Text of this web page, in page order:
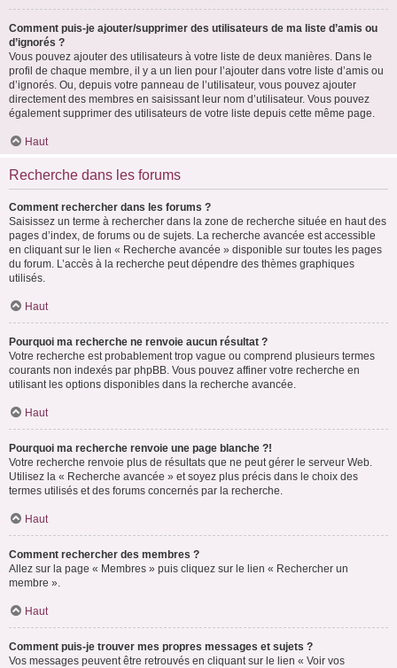
Comment puis-je ajouter/supprimer des utilisateurs de ma liste d’amis ou
d’ignorés ?
Vous pouvez ajouter des utilisateurs à votre liste de deux manières. Dans le
profil de chaque membre, il y a un lien pour l’ajouter dans votre liste d’amis ou
d’ignorés. Ou, depuis votre panneau de l’utilisateur, vous pouvez ajouter
directement des membres en saisissant leur nom d’utilisateur. Vous pouvez
également supprimer des utilisateurs de votre liste depuis cette même page.
Haut
Recherche dans les forums
Comment rechercher dans les forums ?
Saisissez un terme à rechercher dans la zone de recherche située en haut des
pages d’index, de forums ou de sujets. La recherche avancée est accessible
en cliquant sur le lien « Recherche avancée » disponible sur toutes les pages
du forum. L’accès à la recherche peut dépendre des thèmes graphiques
utilisés.
Haut
Pourquoi ma recherche ne renvoie aucun résultat ?
Votre recherche est probablement trop vague ou comprend plusieurs termes
courants non indexés par phpBB. Vous pouvez affiner votre recherche en
utilisant les options disponibles dans la recherche avancée.
Haut
Pourquoi ma recherche renvoie une page blanche ?!
Votre recherche renvoie plus de résultats que ne peut gérer le serveur Web.
Utilisez la « Recherche avancée » et soyez plus précis dans le choix des
termes utilisés et des forums concernés par la recherche.
Haut
Comment rechercher des membres ?
Allez sur la page « Membres » puis cliquez sur le lien « Rechercher un
membre ».
Haut
Comment puis-je trouver mes propres messages et sujets ?
Vos messages peuvent être retrouvés en cliquant sur le lien « Voir vos